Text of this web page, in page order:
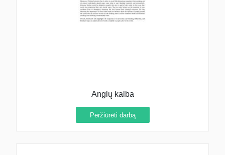
Anglų kalba
Peržiūrėti darbą